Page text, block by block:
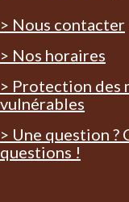
> Nous contacter
> Nos horaires
> Protection des
vulnérables
> Une question
questions !